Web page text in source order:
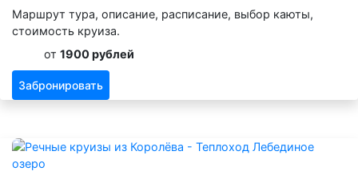
Маршрут тура, описание, расписание, выбор каюты,
стоимость круиза.
от 1900 рублей
Забронировать